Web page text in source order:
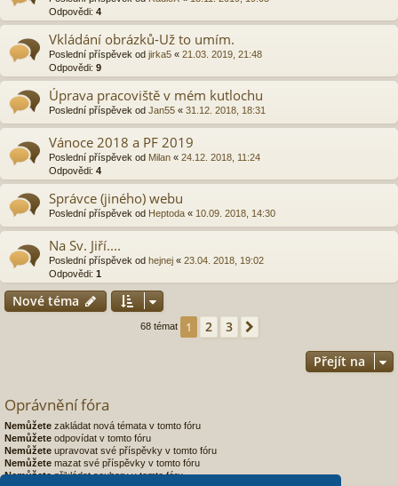
Odpovědi: 4
Vkládání obrázků-Už to umím.
Poslední příspěvek od jirka5 « 21.03. 2019, 21:48
Odpovědi: 9
Úprava pracoviště v mém kutlochu
Poslední příspěvek od Jan55 « 31.12. 2018, 18:31
Vánoce 2018 a PF 2019
Poslední příspěvek od Milan « 24.12. 2018, 11:24
Odpovědi: 4
Správce (jiného) webu
Poslední příspěvek od Heptoda « 10.09. 2018, 14:30
Na Sv. Jiří....
Poslední příspěvek od hejnej « 23.04. 2018, 19:02
Odpovědi: 1
Nové téma
68 témat 1 2 3
Přejít na
Oprávnění fóra
Nemůžete zakládat nová témata v tomto fóru
Nemůžete odpovídat v tomto fóru
Nemůžete upravovat své příspěvky v tomto fóru
Nemůžete mazat své příspěvky v tomto fóru
Nemůžetepřikládat soubory v tomto fóru